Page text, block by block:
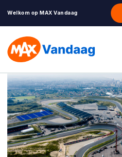
Welkom op MAX Vandaag